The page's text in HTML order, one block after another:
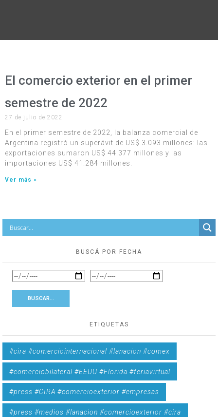
El comercio exterior en el primer
semestre de 2022
27 de julio de 2022
En el primer semestre de 2022, la balanza comercial de
Argentina registró un superávit de US$ 3.093 millones: las
exportaciones sumaron US$ 44.377 millones y las
importaciones US$ 41.284 millones.
Ver más »
BUSCÁ POR FECHA
ETIQUETAS
#cira #comerciointernacional #lanacion #comex
#comerciobilateral #EEUU #Florida #feriavirtual
#press #CIRA #comercioexterior #empresas
#press #medios #lanacion #comercioexterior #cira